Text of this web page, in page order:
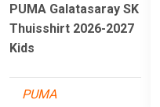
PUMA Galatasaray SK
Thuisshirt 2026-2027
Kids
PUMA